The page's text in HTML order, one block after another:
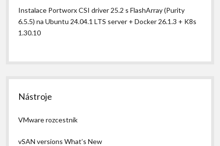
Instalace Portworx CSI driver 25.2 s FlashArray (Purity
6.5.5) na Ubuntu 24.04.1 LTS server + Docker 26.1.3 + K8s
1.30.10
Nástroje
VMware rozcestník
vSAN versions What’s New